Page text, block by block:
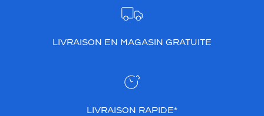
LIVRAISON EN MAGASIN GRATUITE
LIVRAISON RAPIDE*